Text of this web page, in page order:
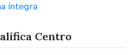
íntegra
Centro